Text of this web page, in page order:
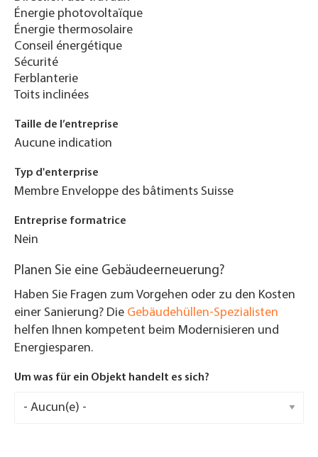
Énergie photovoltaïque
Énergie thermosolaire
Conseil énergétique
Sécurité
Ferblanterie
Toits inclinées
Taille de l’entreprise
Aucune indication
Typ d'enterprise
Membre Enveloppe des bâtiments Suisse
Entreprise formatrice
Nein
Planen Sie eine Gebäudeerneuerung?
Haben Sie Fragen zum Vorgehen oder zu den Kosten
einer Sanierung? Die Gebäudehüllen-Spezialisten
helfen Ihnen kompetent beim Modernisieren und
Energiesparen.
Um was für ein Objekt handelt es sich?